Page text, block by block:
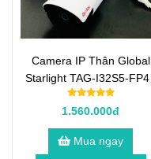
Camera IP Thân Global
Starlight TAG-I32S5-FP40
2.0 Megapixel
1.560.000đ
Mua ngay